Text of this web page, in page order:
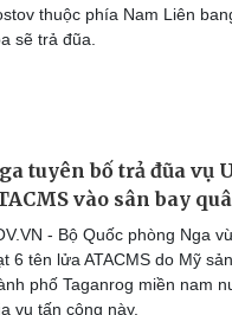
thuộc phía Nam Liên
sẽ trả đũa.
tuyên bố trả đũa vụ
vào sân bay
- Bộ Quốc phòng Nga
6 tên lửa ATACMS do Mỹ
phố Taganrog miền nam
vụ tấn công này.